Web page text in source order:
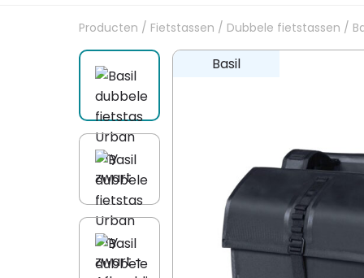
Producten / Fietstassen / Dubbele fietstassen /
Basil